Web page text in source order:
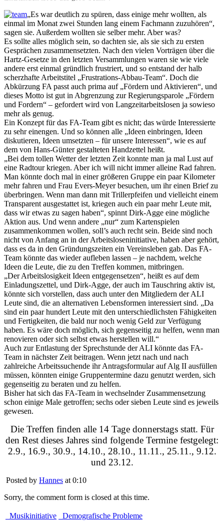
„Es war deutlich zu spüren, dass einige mehr wollten, als
einmal im Monat zwei Stunden lang einem Fachmann zuzuhören“,
sagen sie. Außerdem wollten sie selber mehr. Aber was?
Es sollte alles möglich sein, so dachten sie, als sie sich zu ersten
Gesprächen zusammensetzten. Nach den vielen Vorträgen über die
Hartz-Gesetze in den letzten Versammlungen waren sie wie viele
andere erst einmal gründlich frustriert, und so entstand der halb
scherzhafte Arbeitstitel „Frustrations-Abbau-Team“. Doch die
Abkürzung FA passt auch prima auf „Fördern und Aktivieren“, und
dieses Motto ist gut in Abgrenzung zur Regierungsparole „Fördern
und Fordern“ – gefordert wird von Langzeitarbeitslosen ja sowieso
mehr als genug.
Ein Konzept für das FA-Team gibt es nicht; das würde Interessierte
zu sehr einengen. Und so können alle „Ideen einbringen, Ideen
diskutieren, Ideen umsetzten – für unsere Interessen“, wie es auf
dem von Hans-Günter gestalteten Handzettel heißt.
„Bei dem tollen Wetter der letzten Zeit konnte man ja mal Lust auf
eine Radtour kriegen. Aber ich will nicht immer alleine Rad fahren.
Man könnte doch mal in einer größeren Gruppe ein paar Kilometer
mehr fahren und Frau Evers-Meyer besuchen, um ihr einen Brief zu
überbringen. Wenn man dann mit Trillerpfeifen und vielleicht einem
Transparent ausgestattet ist, kriegen auch ein paar mehr Leute mit,
dass wir etwas zu sagen haben“, spinnt Dirk-Agge eine mögliche
Aktion aus. Und wenn andere „nur“ zum Kartenspielen
zusammenkommen wollen, soll’s auch recht sein. Beide sind noch
nicht von Anfang an in der Arbeitsloseninitiative, haben aber gehört,
dass es da in den Gründungszeiten ein Vereinsleben gab. Das FA-
Team könnte das wieder aufleben lassen – je nachdem, welche
Ideen die Leute, die zu den Treffen kommen, mitbringen.
„Der Arbeitslosigkeit Ideen entgegensetzen“, heißt es auf dem
Einladungszettel, und Dirk-Agge, der auch im Tauschring aktiv ist,
könnte sich vorstellen, dass auch unter den Mitgliedern der ALI
Leute sind, die an alternativen Lebensformen interessiert sind. „Da
sind ein paar hundert Leute mit den unterschiedlichsten Fähigkeiten
und Fertigkeiten, die bald nur noch wenig Geld zur Verfügung
haben. Es wäre doch möglich, sich gegenseitig zu helfen, wenn man
renovieren oder sich selbst etwas herstellen will.“
Auch zur Entlastung der Sprechstunde der ALI könnte das FA-
Team in nächster Zeit beitragen. Wenn jetzt nach und nach
zahlreiche Arbeitssuchende ihr Antragsformular auf Alg II ausfüllen
müssen, könnten einige Gruppentermine dazu genutzt werden, sich
gegenseitig zu beraten und zu helfen.
Bisher hat sich das FA-Team in wechselnder Zusammensetzung
schon einige Male getroffen; sechs oder sieben Leute sind es jeweils
gewesen.
Die Treffen finden alle 14 Tage donnerstags statt. Für
den Rest dieses Jahres sind folgende Termine festgelegt:
2.9., 16.9., 30.9., 14.10., 28.10., 11.11., 25.11., 9.12.
und 23.12.
Posted by Hannes at 0:10
Sorry, the comment form is closed at this time.
Musikinitiative
Demografische Probleme